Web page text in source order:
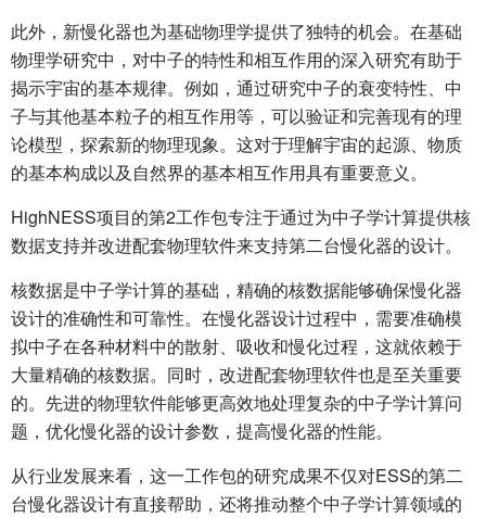
此外，新慢化器也为基础物理学提供了独特的机会。在基础
物理学研究中，对中子的特性和相互作用的深入研究有助于
揭示宇宙的基本规律。例如，通过研究中子的衰变特性、中
子与其他基本粒子的相互作用等，可以验证和完善现有的理
论模型，探索新的物理现象。这对于理解宇宙的起源、物质
的基本构成以及自然界的基本相互作用具有重要意义。
HighNESS项目的第2工作包专注于通过为中子学计算提供核
数据支持并改进配套物理软件来支持第二台慢化器的设计。
核数据是中子学计算的基础，精确的核数据能够确保慢化器
设计的准确性和可靠性。在慢化器设计过程中，需要准确模
拟中子在各种材料中的散射、吸收和慢化过程，这就依赖于
大量精确的核数据。同时，改进配套物理软件也是至关重要
的。先进的物理软件能够更高效地处理复杂的中子学计算问
题，优化慢化器的设计参数，提高慢化器的性能。
从行业发展来看，这一工作包的研究成果不仅对ESS的第二
台慢化器设计有直接帮助，还将推动整个中子学计算领域的